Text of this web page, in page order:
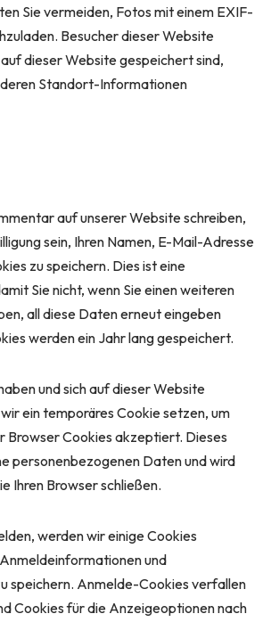
Sie vermeiden, Fotos mit einem EXIF-
Besucher dieser Website
dieser Website gespeichert sind,
Standort-Informationen
auf unserer Website schreiben,
sein, Ihren Namen, E-Mail-Adresse
zu speichern. Dies ist eine
Sie nicht, wenn Sie einen weiteren
all diese Daten erneut eingeben
werden ein Jahr lang gespeichert.
und sich auf dieser Website
ein temporäres Cookie setzen, um
Browser Cookies akzeptiert. Dieses
personenbezogenen Daten und wird
Ihren Browser schließen.
werden wir einige Cookies
und
speichern. Anmelde-Cookies verfallen
Cookies für die Anzeigeoptionen nach